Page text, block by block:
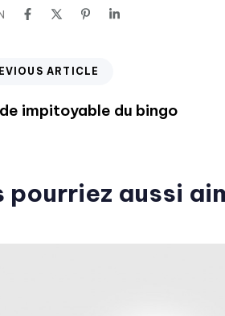
ARTICLE
impitoyable du bingo
pourriez aussi